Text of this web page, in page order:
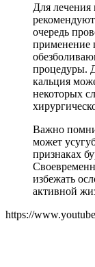
Для лечения
очередь
применение
процедуры.
кальция
некоторых
Важно
может
признаках
избежать
активной
https://